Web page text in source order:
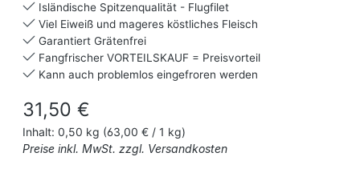
Isländische Spitzenqualität - Flugfilet
Viel Eiweiß und mageres köstliches Fleisch
Garantiert Grätenfrei
Fangfrischer VORTEILSKAUF = Preisvorteil
Kann auch problemlos eingefroren werden
Regulärer Preis:
31,50 €
Inhalt: 0,50 kg (63,00 € / 1 kg)
Preise inkl. MwSt. zzgl. Versandkosten